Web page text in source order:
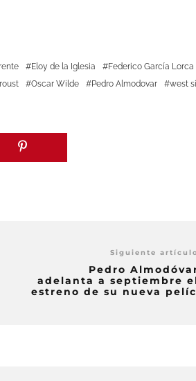
Eloy de la Iglesia Federico García Lorca
Oscar Wilde Pedro Almodovar west
Siguiente artículo
Pedro
adelanta a septiembre
estreno de su nueva